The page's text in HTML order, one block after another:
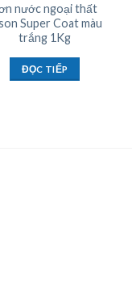
nước ngoại thất
Super Coat màu
trắng 1Kg
ĐỌC TIẾP